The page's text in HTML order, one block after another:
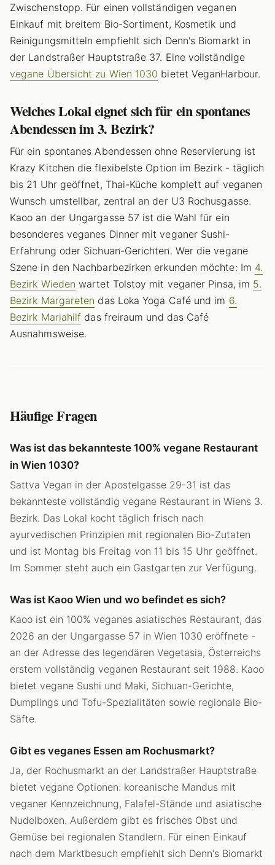
Zwischenstopp. Für einen vollständigen veganen
Einkauf mit breitem Bio-Sortiment, Kosmetik und
Reinigungsmitteln empfiehlt sich Denn's Biomarkt in
der Landstraßer Hauptstraße 37. Eine vollständige
vegane Übersicht zu Wien 1030 bietet VeganHarbour.
Welches Lokal eignet sich für ein spontanes
Abendessen im 3. Bezirk?
Für ein spontanes Abendessen ohne Reservierung ist
Krazy Kitchen die flexibelste Option im Bezirk - täglich
bis 21 Uhr geöffnet, Thai-Küche komplett auf veganen
Wunsch umstellbar, zentral an der U3 Rochusgasse.
Kaoo an der Ungargasse 57 ist die Wahl für ein
besonderes veganes Dinner mit veganer Sushi-
Erfahrung oder Sichuan-Gerichten. Wer die vegane
Szene in den Nachbarbezirken erkunden möchte: Im 4.
Bezirk Wieden wartet Tolstoy mit veganer Pinsa, im 5.
Bezirk Margareten das Loka Yoga Café und im 6.
Bezirk Mariahilf das freiraum und das Café
Ausnahmsweise.
Häufige Fragen
Was ist das bekannteste 100% vegane Restaurant
in Wien 1030?
Sattva Vegan in der Apostelgasse 29-31 ist das
bekannteste vollständig vegane Restaurant in Wiens 3.
Bezirk. Das Lokal kocht täglich frisch nach
ayurvedischen Prinzipien mit regionalen Bio-Zutaten
und ist Montag bis Freitag von 11 bis 15 Uhr geöffnet.
Im Sommer steht auch ein Gastgarten zur Verfügung.
Was ist Kaoo Wien und wo befindet es sich?
Kaoo ist ein 100% veganes asiatisches Restaurant, das
2026 an der Ungargasse 57 in Wien 1030 eröffnete -
an der Adresse des legendären Vegetasia, Österreichs
erstem vollständig veganen Restaurant seit 1988. Kaoo
bietet vegane Sushi und Maki, Sichuan-Gerichte,
Dumplings und Tofu-Spezialitäten sowie regionale Bio-
Säfte.
Gibt es veganes Essen am Rochusmarkt?
Ja, der Rochusmarkt an der Landstraßer Hauptstraße
bietet vegane Optionen: koreanische Mandus mit
veganer Kennzeichnung, Falafel-Stände und asiatische
Nudelboxen. Außerdem gibt es frisches Obst und
Gemüse bei regionalen Standlern. Für einen Einkauf
nach dem Marktbesuch empfiehlt sich Denn's Biomarkt